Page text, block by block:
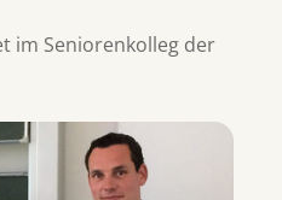
im Seniorenkolleg der